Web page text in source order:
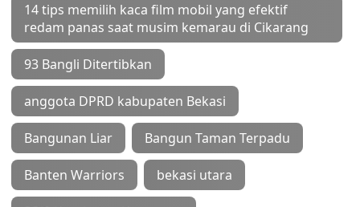
14 tips memilih kaca film mobil yang efektif
redam panas saat musim kemarau di Cikarang
93 Bangli Ditertibkan
anggota DPRD kabupaten Bekasi
Bangunan Liar Bangun Taman Terpadu
Banten Warriors bekasi utara